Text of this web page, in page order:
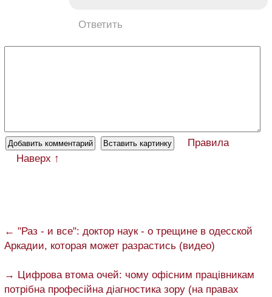
Ответить
Правила
Наверх ↑
← "Раз - и все": доктор наук - о трещине в одесской
Аркадии, которая может разрастись (видео)
→ Цифрова втома очей: чому офісним працівникам
потрібна професійна діагностика зору (на правах